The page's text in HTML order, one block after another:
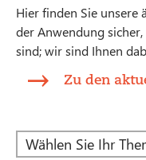
Hier finden Sie unsere
der Anwendung
sind; wir sind Ihnen
Zu den